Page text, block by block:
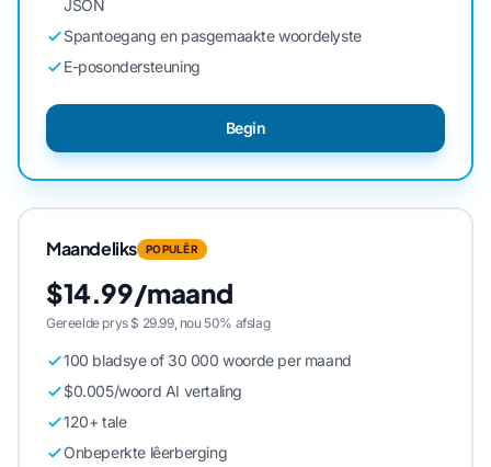
JSON
Spantoegang en pasgemaakte woordelyste
E-posondersteuning
Begin
Maandeliks POPULÊR
$14.99/maand
Gereelde prys $ 29.99, nou 50% afslag
100 bladsye of 30 000 woorde per maand
$0.005/woord AI vertaling
120+ tale
Onbeperkte lêerberging